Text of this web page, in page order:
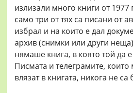
излизали много книги от
само три от тях са писани от
избрал и на които е дал
архив (снимки или други
нямаше книга, в която той да е
Писмата и телеграмите, които
влязат в книгата, никога не